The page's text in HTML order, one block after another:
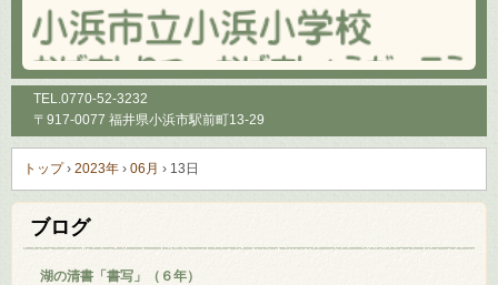
TEL.0770-52-3232
〒917-0077 福井県小浜市駅前町13-29
トップ› 2023年 › 06月 › 13日
ブログ
湖の清書「書写」（６年）